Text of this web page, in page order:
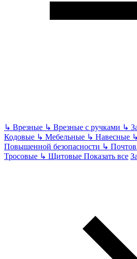
↳ Врезные ↳ Врезные с ручками ↳
Кодовые ↳ Мебельные ↳ Навесные ↳
Повышенной безопасности ↳
Тросовые ↳ Щитовые Показать все